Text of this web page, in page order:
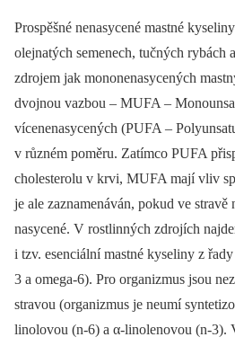
Prospěšné nenasycené mastné
olejnatých semenech, tučných rybách
zdrojem jak mononenasycených
dvojnou vazbou –⁠ MUFA –⁠
vícenenasycených (PUFA –⁠
v různém poměru. Zatímco PUFA
cholesterolu v krvi, MUFA mají vliv
je ale zaznamenáván, pokud ve stravě
nasycené. V rostlinných zdrojích
i tzv. esenciální mastné kyseliny z
3 a omega-6). Pro organizmus jsou
stravou (organizmus je neumí
linolovou (n-6) a α-linolenovou (n-3).